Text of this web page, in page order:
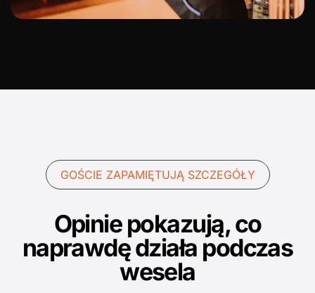
GOŚCIE ZAPAMIĘTUJĄ SZCZEGÓŁY
Opinie pokazują, co
naprawdę działa podczas
wesela